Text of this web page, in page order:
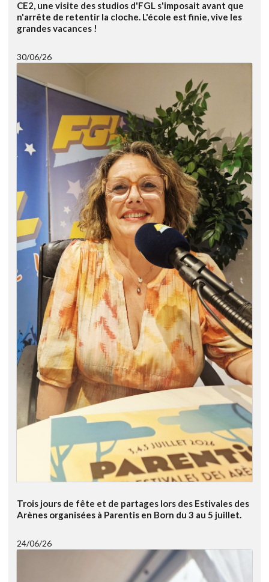
CE2, une visite des studios d'FGL s'imposait avant que
n'arrête de retentir la cloche. L'école est finie, vive les
grandes vacances !
30/06/26
Trois jours de fête et de partages lors des Estivales des
Arènes organisées à Parentis en Born du 3 au 5 juillet.
24/06/26